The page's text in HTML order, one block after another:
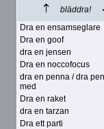
bläddra!
Dra en ensamseglare
Dra en goof
dra en jensen
Dra en noccofocus
dra en penna / dra
med
Dra en raket
dra en tarzan
Dra ett parti